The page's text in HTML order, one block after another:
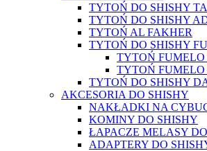
TYTOŃ DO SHISHY
TYTOŃ DO SHISHY
TYTOŃ AL FAKHER
TYTOŃ DO SHISHY
TYTOŃ FUMELO
TYTOŃ FUMELO
TYTOŃ DO SHISHY
AKCESORIA DO SHISHY
NAKŁADKI NA
KOMINY DO SHISHY
ŁAPACZE MELASY
ADAPTERY DO